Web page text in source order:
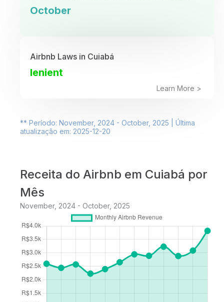
October
Airbnb Laws in Cuiabá
lenient
Learn More >
** Período: November, 2024 - October, 2025 | Última
atualização em: 2025-12-20
Receita do Airbnb em Cuiabá por
Mês
November, 2024 - October, 2025